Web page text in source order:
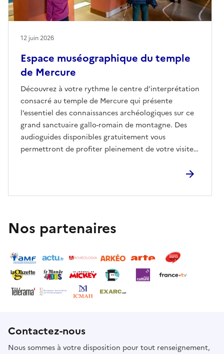
Espace muséographique du temple
de Mercure
Découvrez à votre rythme le centre d’interprétation
consacré au temple de Mercure qui présente
l’essentiel des connaissances archéologiques sur ce
grand sanctuaire gallo-romain de montagne. Des
audioguides disponibles gratuitement vous
permettront de profiter pleinement de votre visite.
12 juin 2026
Nos partenaires
Contactez-nous
Nous sommes à votre disposition pour tout renseignement,